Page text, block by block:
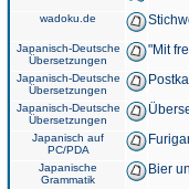
wadoku.de
Japanisch-Deutsche
Übersetzungen
"Mit
Japanisch-Deutsche
Übersetzungen
Japanisch-Deutsche
Übersetzungen
Japanisch auf
PC/PDA
Japanische
Grammatik
Bier